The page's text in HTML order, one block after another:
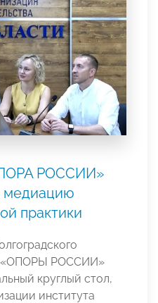
РОССИИ»
медиацию
практики
«ОПОРЫ РОССИИ»
круглый стол,
института